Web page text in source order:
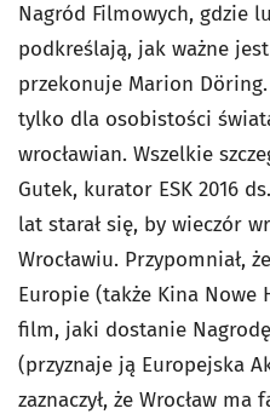
Nagród Filmowych, gdzie
podkreślają, jak ważne
przekonuje Marion
tylko dla osobistości
wrocławian. Wszelkie
Gutek, kurator ESK 2016
lat starał się, by wieczór
Wrocławiu. Przypomniał,
Europie (także Kina Nowe
film, jaki dostanie
(przyznaje ją Europejska
zaznaczył, że Wrocław